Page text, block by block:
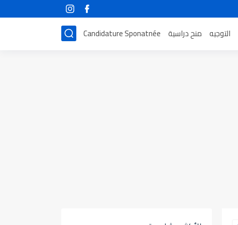
التوجيه منح دراسية Candidature Sponatnée